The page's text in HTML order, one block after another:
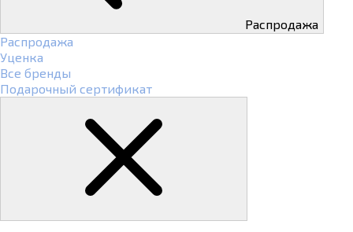
Распродажа
Распродажа
Уценка
Все бренды
Подарочный сертификат